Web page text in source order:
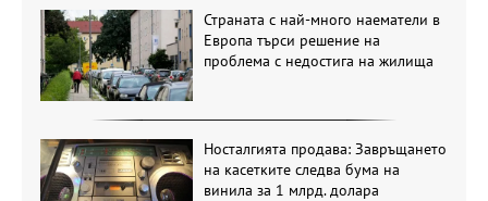
Страната с най-много наематели в
Европа търси решение на
проблема с недостига на жилища
Носталгията продава: Завръщането
на касетките следва бума на
винила за 1 млрд. долара